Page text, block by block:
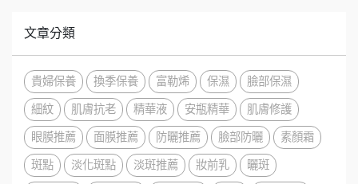
文章分類
貴婦保養 換季保養 富勒烯 保濕
臉部保濕
細紋
肌膚抗老 精華液 安瓶精華
肌膚修護
眼膜推薦
面膜推薦 防曬推薦 臉部防曬
素顏霜
斑點
淡化斑點 淡斑推薦 妝前乳
曬斑